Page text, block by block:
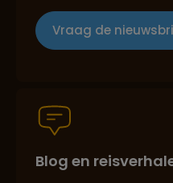
Groepsreizen mét
Persoonlijk en
Vraag de
Blog en